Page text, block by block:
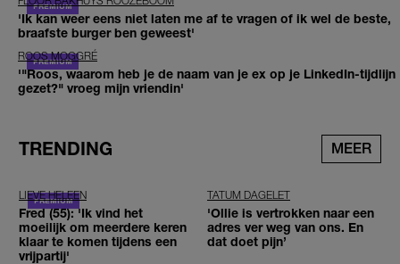
'Ik kan weer eens niet laten me af te vragen of ik wel de beste,
braafste burger ben geweest'
ROOS MOGGRÉ
'"Roos, waarom heb je de naam van je ex op je LinkedIn-tijdlijn
gezet?" vroeg mijn vriendin'
TRENDING MEER
LIEVE HELEEN
Fred (55): 'Ik vind het
moeilijk om meerdere keren
klaar te komen tijdens een
vrijpartij'
TATUM DAGELET
'Ollie is vertrokken naar een
adres ver weg van ons. En
dat doet pijn’